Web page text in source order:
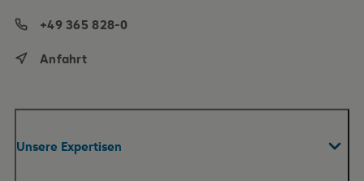
Unsere Expertisen
+49 365 828-0
Anfahrt